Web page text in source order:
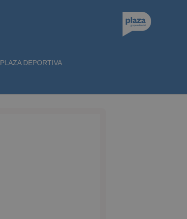
PLAZA DEPORTIVA